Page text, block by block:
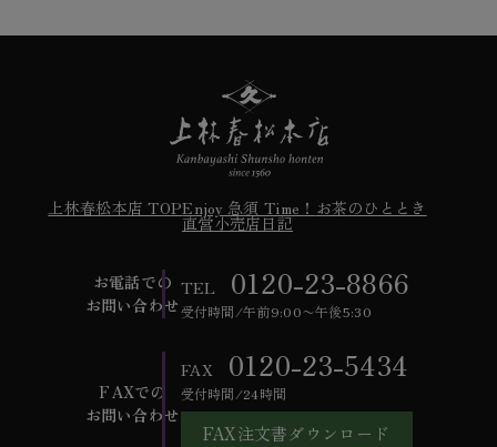
上林春松本店 TOPEnjoy 急須 Time！ お茶のひととき
直営小売店日記
お電話での
お問い合わせ
TEL 0120-23-8866
受付時間/午前9:00〜午後5:30
FAXでの
お問い合わせ
FAX 0120-23-5434
受付時間/24時間
FAX注文書ダウンロード